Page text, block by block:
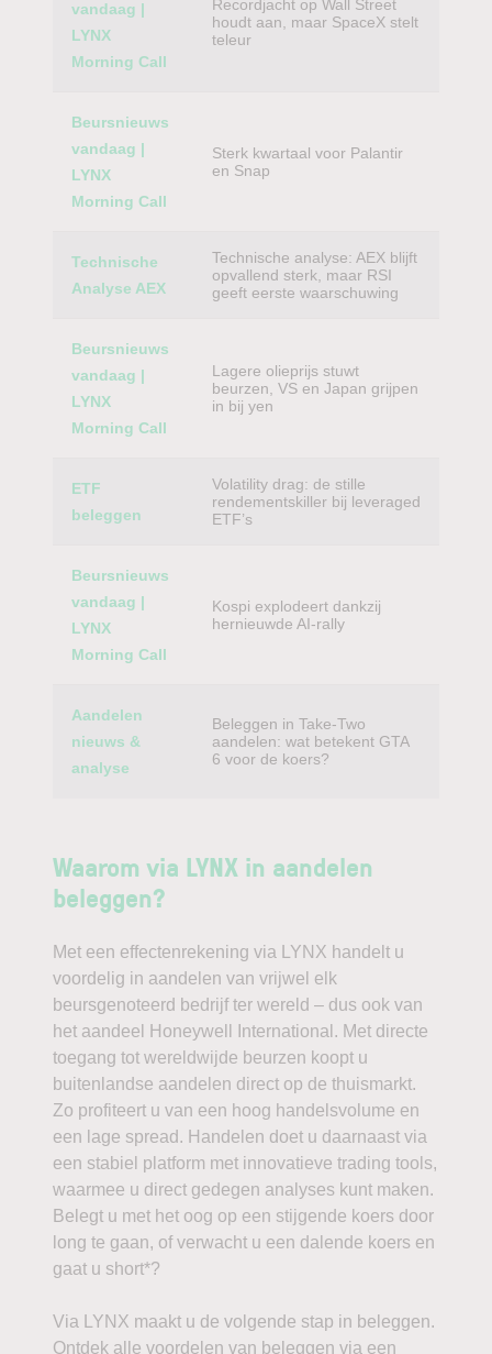
vandaag |
LYNX
Morning Call
Recordjacht op Wall Street
houdt aan, maar SpaceX stelt
teleur
Beursnieuws
vandaag |
LYNX
Morning Call
Sterk kwartaal voor Palantir
en Snap
Technische
Analyse AEX
Technische analyse: AEX blijft
opvallend sterk, maar RSI
geeft eerste waarschuwing
Beursnieuws
vandaag |
LYNX
Morning Call
Lagere olieprijs stuwt
beurzen, VS en Japan grijpen
in bij yen
ETF
beleggen
Volatility drag: de stille
rendementskiller bij leveraged
ETF’s
Beursnieuws
vandaag |
LYNX
Morning Call
Kospi explodeert dankzij
hernieuwde AI-rally
Aandelen
nieuws &
analyse
Beleggen in Take-Two
aandelen: wat betekent GTA
6 voor de koers?
Waarom via LYNX in aandelen
beleggen?
Met een effectenrekening via LYNX handelt u
voordelig in aandelen van vrijwel elk
beursgenoteerd bedrijf ter wereld – dus ook van
het aandeel Honeywell International. Met directe
toegang tot wereldwijde beurzen koopt u
buitenlandse aandelen direct op de thuismarkt.
Zo profiteert u van een hoog handelsvolume en
een lage spread. Handelen doet u daarnaast via
een stabiel platform met innovatieve trading tools,
waarmee u direct gedegen analyses kunt maken.
Belegt u met het oog op een stijgende koers door
long te gaan, of verwacht u een dalende koers en
gaat u short*?
Via LYNX maakt u de volgende stap in beleggen.
Ontdek alle voordelen van beleggen via een